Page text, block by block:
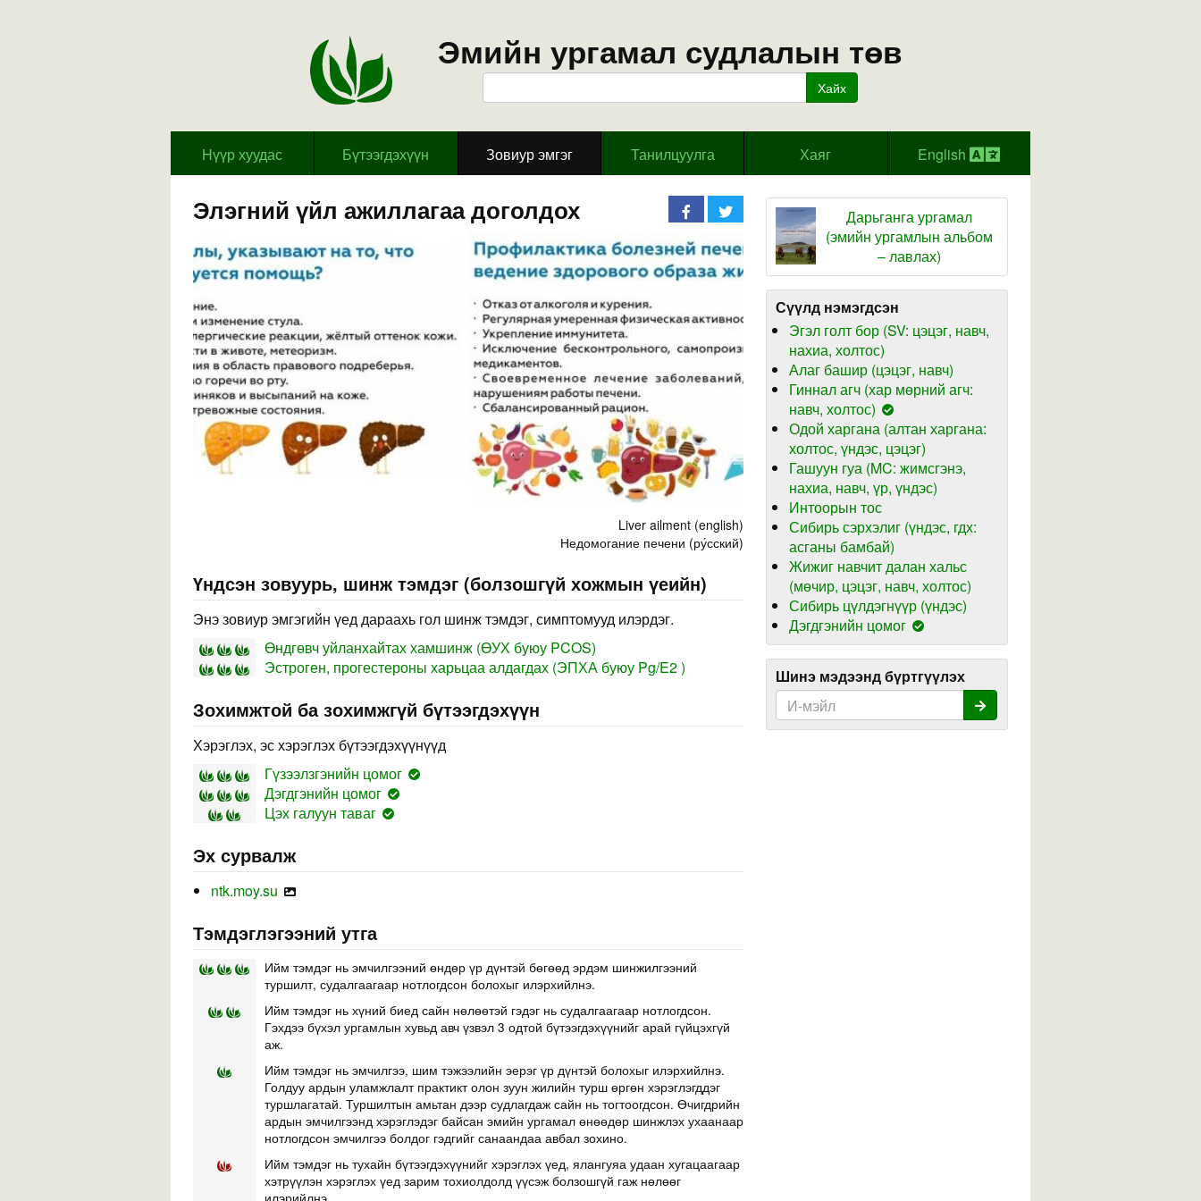
Эмийн ургамал судлалын төв
Хайх
Hүүр хуудас Бүтээгдэхүүн Зовиур эмгэг Танилцуулга Хаяг English
Элэгний үйл ажиллагаа доголдох
Liver ailment (english)
Недомогание печени (ру́сский)
Үндсэн зовуурь, шинж тэмдэг (болзошгүй хожмын үеийн)
Энэ зовиур эмгэгийн үед дараахь гол шинж тэмдэг, симптомууд илэрдэг.
Өндгөвч уйланхайтах хамшинж (ӨУХ буюу PCOS)
Эстроген, прогестероны харьцаа алдагдах (ЭПХА буюу Pg/E2 )
Зохимжтой ба зохимжгүй бүтээгдэхүүн
Хэрэглэх, эс хэрэглэх бүтээгдэхүүнүүд
Гүзээлзгэнийн цомог
Дэгдгэнийн цомог
Цэх галуун таваг
Эх сурвалж
ntk.moy.su
Тэмдэглэгээний утга
Ийм тэмдэг нь эмчилгээний өндөр үр дүнтэй бөгөөд эрдэм шинжилгээний
туршилт, судалгаагаар нотлогдсон болохыг илэрхийлнэ.
Ийм тэмдэг нь хүний биед сайн нөлөөтэй гэдэг нь судалгаагаар нотлогдсон.
Гэхдээ бүхэл ургамлын хувьд авч үзвэл 3 одтой бүтээгдэхүүнийг арай гүйцэхгүй
аж.
Ийм тэмдэг нь эмчилгээ, шим тэжээлийн эерэг үр дүнтэй болохыг илэрхийлнэ.
Голдуу ардын уламжлалт практикт олон зуун жилийн турш өргөн хэрэглэгддэг
туршлагатай. Туршилтын амьтан дээр судлагдаж сайн нь тогтоогдсон. Өчигдрийн
ардын эмчилгээнд хэрэглэдэг байсан эмийн ургамал өнөөдөр шинжлэх ухаанаар
нотлогдсон эмчилгээ болдог гэдгийг санаандаа авбал зохино.
Ийм тэмдэг нь тухайн бүтээгдэхүүнийг хэрэглэх үед, ялангуяа удаан хугацаагаар
хэтрүүлэн хэрэглэх үед зарим тохиолдолд үүсэж болзошгүй гаж нөлөөг
Дарьганга ургамал
(эмийн ургамлын альбом
– лавлах)
Сүүлд нэмэгдсэн
Эгэл голт бор (SV: цэцэг, навч,
нахиа, холтос)
Алаг башир (цэцэг, навч)
Гиннал агч (хар мөрний агч:
навч, холтос)
Одой харгана (алтан харгана:
холтос, үндэс, цэцэг)
Гашуун гуа (MC: жимсгэнэ,
нахиа, навч, үр, үндэс)
Интоорын тос
Сибирь сэрхэлиг (үндэс, гдх:
асганы бамбай)
Жижиг навчит далан хальс
(мөчир, цэцэг, навч, холтос)
Сибирь цүлдэгнүүр (үндэс)
Дэгдгэнийн цомог
Шинэ мэдээнд бүртгүүлэх